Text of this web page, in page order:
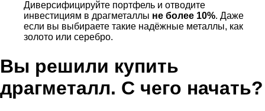
Диверсифицируйте портфель и отводите
инвестициям в драгметаллы не более 10%. Даже
если вы выбираете такие надёжные металлы, как
золото или серебро.
Вы решили купить
драгметалл. С чего начать?